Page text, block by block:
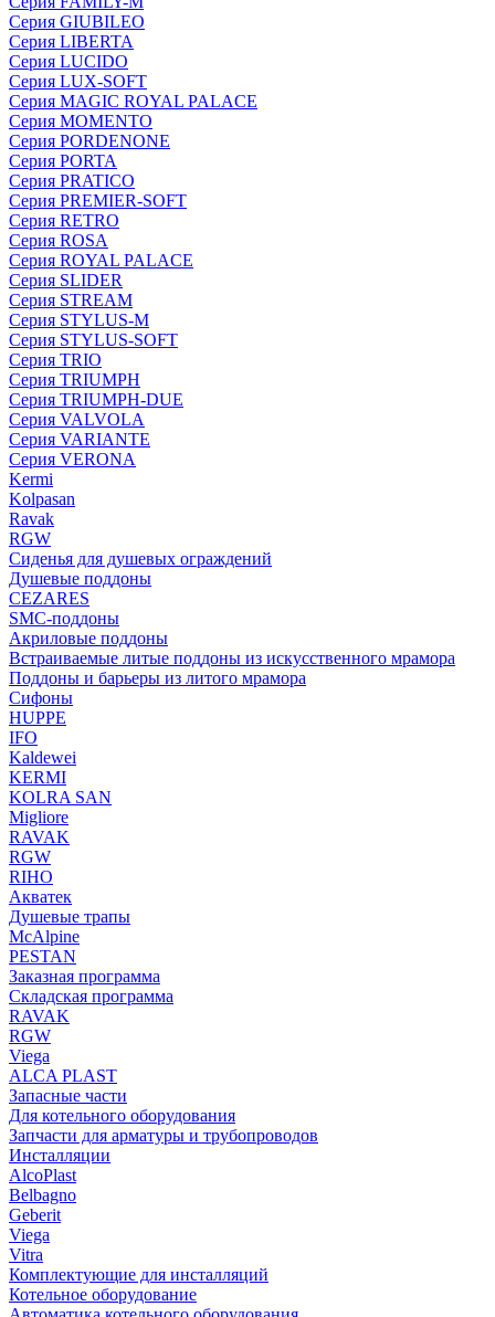
Серия GIUBILEO
Серия LIBERTA
Серия LUCIDO
Серия LUX-SOFT
Серия MAGIC ROYAL PALACE
Серия MOMENTO
Серия PORDENONE
Серия PORTA
Серия PRATICO
Серия PREMIER-SOFT
Серия RETRO
Серия ROSA
Серия ROYAL PALACE
Серия SLIDER
Серия STREAM
Серия STYLUS-M
Серия STYLUS-SOFT
Серия TRIO
Серия TRIUMPH
Серия TRIUMPH-DUE
Серия VALVOLA
Серия VARIANTE
Серия VERONA
Kermi
Kolpasan
Ravak
RGW
Сиденья для душевых ограждений
Душевые поддоны
CEZARES
SMC-поддоны
Акриловые поддоны
Встраиваемые литые поддоны из искусственного мрамора
Поддоны и барьеры из литого мрамора
Сифоны
HUPPE
IFO
Kaldewei
KERMI
KOLRA SAN
Migliore
RAVAK
RGW
RIHO
Акватек
Душевые трапы
McAlpine
PESTAN
Заказная программа
Складская программа
RAVAK
RGW
Viega
АLCA PLAST
Запасные части
Для котельного оборудования
Запчасти для арматуры и трубопроводов
Инсталляции
AlcoPlast
Belbagno
Geberit
Viega
Vitra
Комплектующие для инсталляций
Котельное оборудование